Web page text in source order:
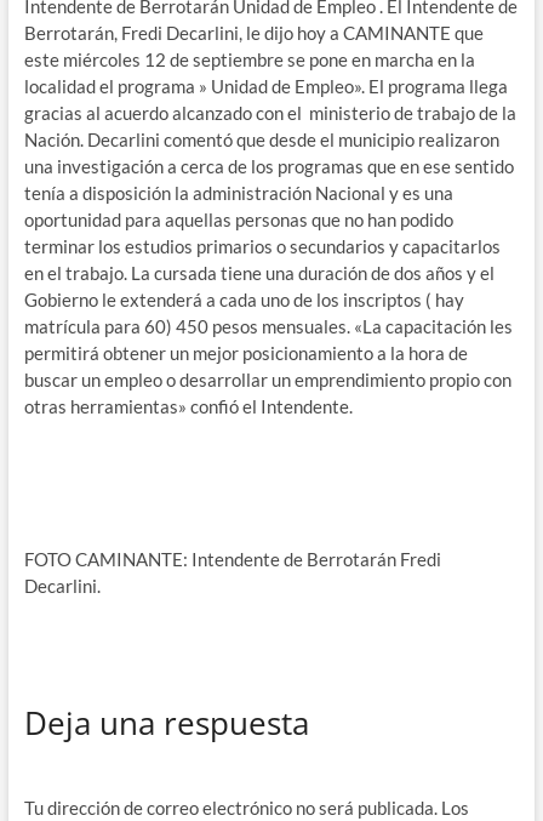
ú
Intendente de Berrotarán Unidad de Empleo . El Intendente de
Berrotarán, Fredi Decarlini, le dijo hoy a CAMINANTE que
este miércoles 12 de septiembre se pone en marcha en la
localidad el programa » Unidad de Empleo». El programa llega
gracias al acuerdo alcanzado con el ministerio de trabajo de la
Nación. Decarlini comentó que desde el municipio realizaron
una investigación a cerca de los programas que en ese sentido
tenía a disposición la administración Nacional y es una
oportunidad para aquellas personas que no han podido
terminar los estudios primarios o secundarios y capacitarlos
en el trabajo. La cursada tiene una duración de dos años y el
Gobierno le extenderá a cada uno de los inscriptos ( hay
matrícula para 60) 450 pesos mensuales. «La capacitación les
permitirá obtener un mejor posicionamiento a la hora de
buscar un empleo o desarrollar un emprendimiento propio con
otras herramientas» confió el Intendente.
FOTO CAMINANTE: Intendente de Berrotarán Fredi
Decarlini.
Deja una respuesta
Tu dirección de correo electrónico no será publicada. Los